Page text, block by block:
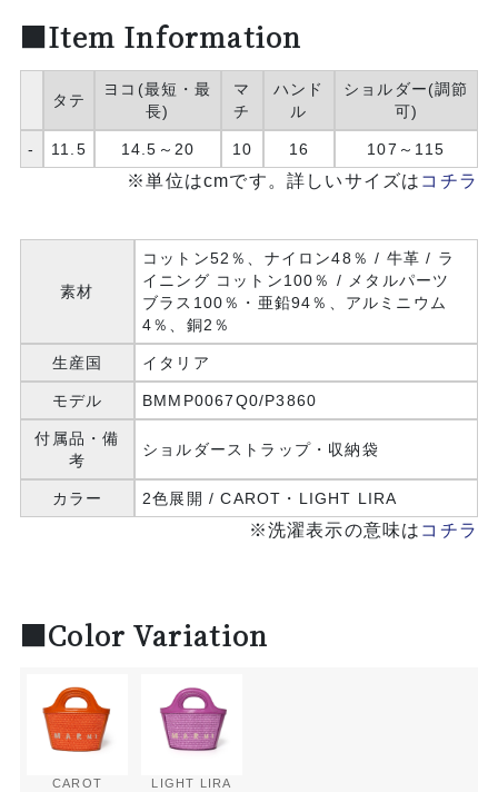
■Item Information
タテ
ヨコ(最短・最
長)
マ
チ
ハンド
ル
ショルダー(調節
可)
- 11.5 14.5～20 10 16 107～115
※単位はcmです。詳しいサイズは コチラ
素材
コットン52％、ナイロン48％ / 牛革 / ラ
イニング コットン100％ / メタルパーツ
ブラス100％・亜鉛94％、アルミニウム
4％、銅2％
生産国 イタリア
モデル BMMP0067Q0/P3860
付属品・備
考
ショルダーストラップ・収納袋
カラー 2色展開 / CAROT・LIGHT LIRA
※洗濯表示の意味は コチラ
■Color Variation
CAROT LIGHT LIRA